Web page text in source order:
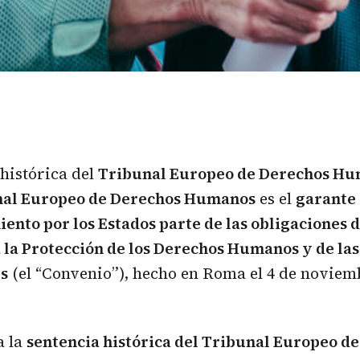
delTribunal Europeo de Derechos
Europeo de Derechos Humanos es el garante
por los Estados parte de las obligaciones
Protección de los Derechos Humanos y de
(el “Convenio”), hecho en Roma el 4 de
la sentencia histórica del Tribunal Europeo